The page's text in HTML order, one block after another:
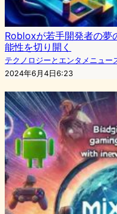
Robloxが若手開発者の夢
能性を切り開く
テクノロジーとエンタメニュー
2024年6月4日6:23